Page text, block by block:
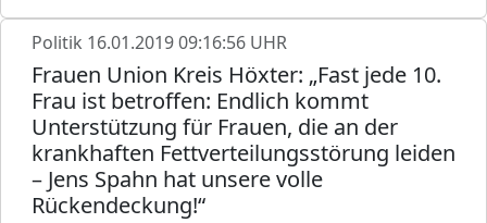
Politik 16.01.2019 09:16:56 UHR
Frauen Union Kreis Höxter: „Fast jede 10.
Frau ist betroffen: Endlich kommt
Unterstützung für Frauen, die an der
krankhaften Fettverteilungsstörung leiden
– Jens Spahn hat unsere volle
Rückendeckung!“